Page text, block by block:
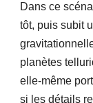
Dans ce
tôt, puis subit
planètes
elle-même
si les détails